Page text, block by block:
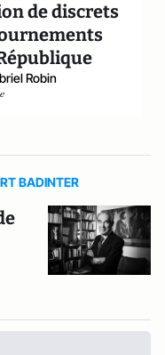
de discrets
Robin
BADINTER